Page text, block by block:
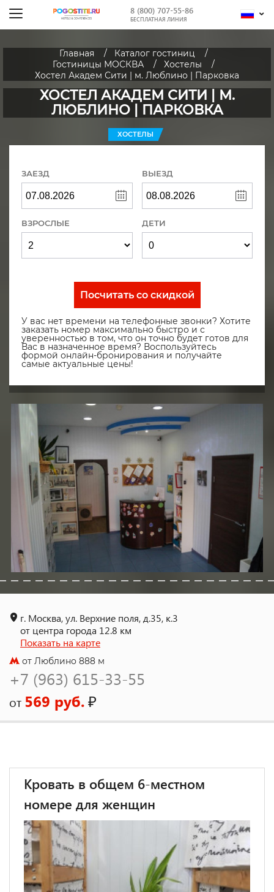
8 (800) 707-55-86
БЕСПЛАТНАЯ ЛИНИЯ
Главная
Каталог гостиниц
Гостиницы МОСКВА
Хостелы
Хостел Академ Сити | м. Люблино | Парковка
ХОСТЕЛ АКАДЕМ СИТИ | М.
ЛЮБЛИНО | ПАРКОВКА
ХОСТЕЛЫ
ЗАЕЗД ВЫЕЗД
ВЗРОСЛЫЕ ДЕТИ
Посчитать со скидкой
У вас нет времени на телефонные звонки? Хотите
заказать номер максимально быстро и с
уверенностью в том, что он точно будет готов для
Вас в назначенное время? Воспользуйтесь
формой онлайн-бронирования и получайте
самые актуальные цены!
г. Москва, ул. Верхние поля, д.35, к.3
от центра города 12.8 км
Показать на карте
от Люблино 888 м
+7 (963) 615-33-55
от 569 руб.₽
Кровать в общем 6-местном
номере для женщин